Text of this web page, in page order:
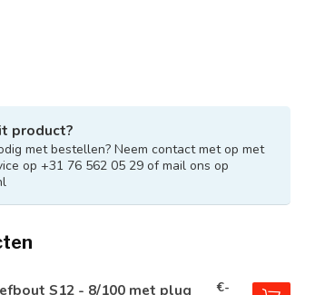
product?
met bestellen? Neem contact met op met
op +31 76 562 05 29 of mail ons op
S12 - 8/100 met plug
€-